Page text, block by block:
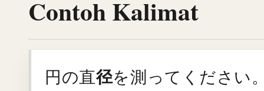
Contoh Kalimat
円の直径を測ってください